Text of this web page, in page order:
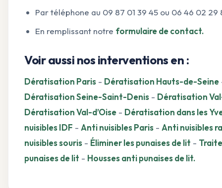
Par téléphone au 09 87 01 39 45 ou 06 46 02 29
En remplissant notre formulaire de contact.
Voir aussi nos interventions en :
Dératisation Paris - Dératisation Hauts-de-Seine
Dératisation Seine-Saint-Denis - Dératisation
Dératisation Val-d’Oise - Dératisation dans les
nuisibles IDF - Anti nuisibles Paris - Anti nuisibles
nuisibles souris - Éliminer les punaises de lit -
punaises de lit - Housses anti punaises de lit.